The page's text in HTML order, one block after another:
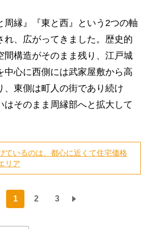
周縁』『東と西』という2つの軸
れ、広がってきました。歴史的
間構造がそのまま残り、江戸城
中心に西側には武家屋敷から高
、東側は町人の街であり続け
はそのまま周縁部へと拡大して
ているのは、都心に近くて住宅価格
リア
1 2 3